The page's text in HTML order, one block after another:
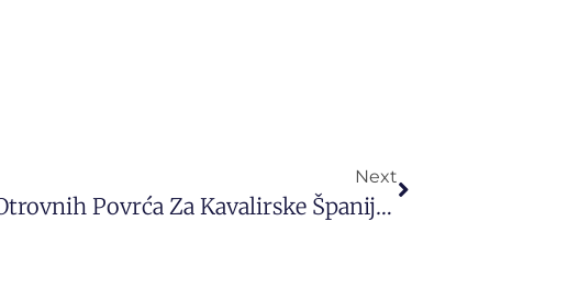
Next
5 Najboljih Jestivih I 5 Otrovnih Povrća Za Kavalirske Španijele Kralja Čarlsa